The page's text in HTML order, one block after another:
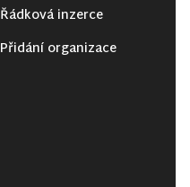
Řádková inzerce
Přidání organizace